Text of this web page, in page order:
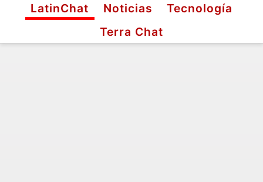
LatinChat
Noticias
Tecnología
Terra Chat